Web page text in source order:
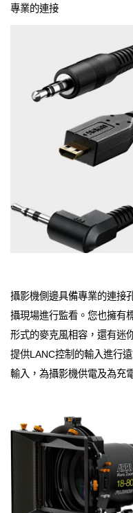
專業的連接
攝影機側邊具備專業的連接
攝現場進行監看。您也擁有
形式的麥克風相容，還有迷
提供LANC控制的輸入進行
輸入，為攝影機供電及為充